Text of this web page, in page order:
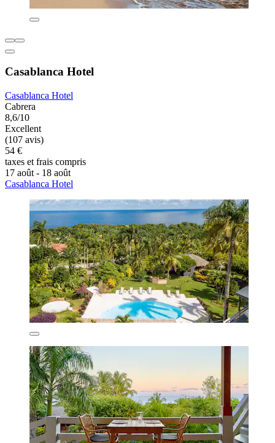
Casablanca Hotel
Casablanca Hotel
Cabrera
8,6/10
Excellent
(107 avis)
54 €
taxes et frais compris
17 août - 18 août
Casablanca Hotel